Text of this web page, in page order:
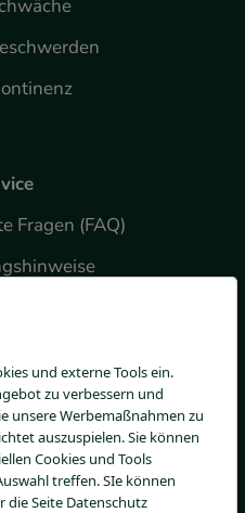
Fragen (FAQ)
und externe Tools ein.
zu verbessern und
unsere Werbemaßnahmen zu
auszuspielen. Sie können
Cookies und Tools
treffen. SIe können
Seite Datenschutz